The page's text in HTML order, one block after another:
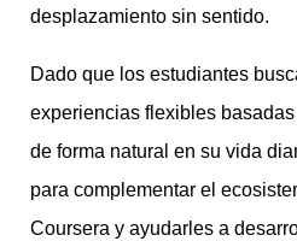
desplazamiento sin sentido.
Dado que los estudiantes
experiencias flexibles
de forma natural en su vida
para complementar el
Coursera y ayudarles a